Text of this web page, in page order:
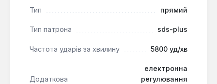
помічником для домашніх майстрів та тих, хто
підходить для виконання широкого спектру
комунікацій, забезпечуючи високу продуктивність
Тип прямий
Тип патрона sds-plus
Частота ударів за хвилину 5800 уд/хв
Додаткова
електронна
регулювання